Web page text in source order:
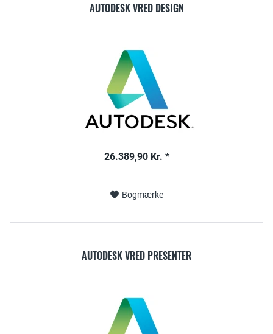
AUTODESK VRED DESIGN
26.389,90 Kr. *
Bogmærke
AUTODESK VRED PRESENTER